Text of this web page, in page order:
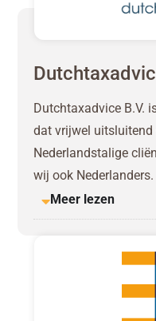
Dutchtaxadvice B.V.
dat vrijwel uitsluitend
Nederlandstalige
wij ook Nederlanders.
Meer lezen